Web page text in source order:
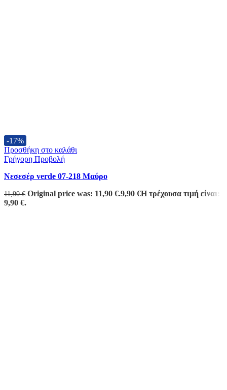
-17%
Προσθήκη στο καλάθι
Γρήγορη Προβολή
Νεσεσέρ verde 07-218 Μαύρο
11,90€ Original price was: 11,90 €.9,90 €Η τρέχουσα τιμή είναι:
9,90 €.